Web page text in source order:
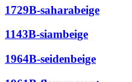
1729B-saharabeige
1143B-siambeige
1964B-seidenbeige